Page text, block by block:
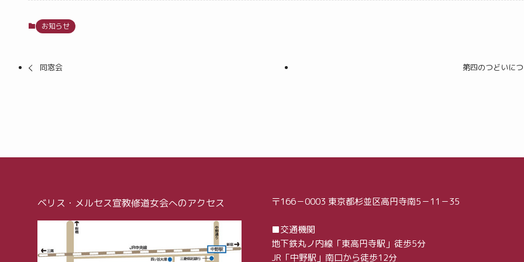
お知らせ
同窓会 第四のつどいに
ベリス・メルセス宣教修道女会へのアクセス 〒166－0003 東京都杉並区高円寺南5－11－35
■交通機関
地下鉄丸ノ内線「東高円寺駅」徒歩5分
JR「中野駅」南口から徒歩12分